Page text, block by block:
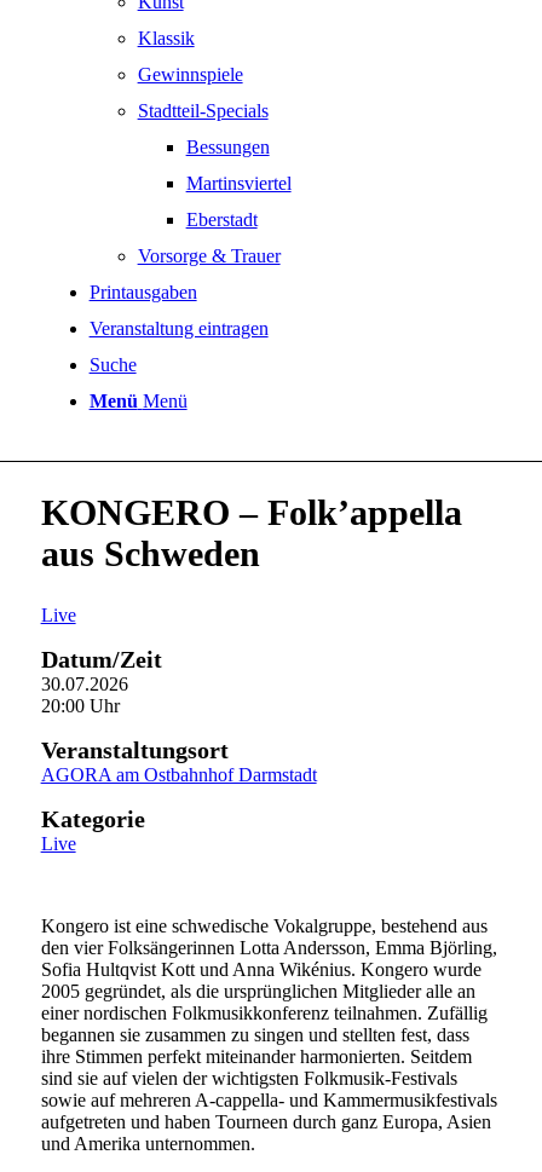
Klassik
Gewinnspiele
Stadtteil-Specials
Bessungen
Martinsviertel
Eberstadt
Vorsorge & Trauer
Printausgaben
Veranstaltung eintragen
Suche
Menü Menü
KONGERO – Folk’appella
aus Schweden
Live
Datum/Zeit
30.07.2026
20:00 Uhr
Veranstaltungsort
AGORA am Ostbahnhof Darmstadt
Kategorie
Live
Kongero ist eine schwedische Vokalgruppe, bestehend aus
den vier Folksängerinnen Lotta Andersson, Emma Björling,
Sofia Hultqvist Kott und Anna Wikénius. Kongero wurde
2005 gegründet, als die ursprünglichen Mitglieder alle an
einer nordischen Folkmusikkonferenz teilnahmen. Zufällig
begannen sie zusammen zu singen und stellten fest, dass
ihre Stimmen perfekt miteinander harmonierten. Seitdem
sind sie auf vielen der wichtigsten Folkmusik-Festivals
sowie auf mehreren A-cappella- und Kammermusikfestivals
aufgetreten und haben Tourneen durch ganz Europa, Asien
und Amerika unternommen.